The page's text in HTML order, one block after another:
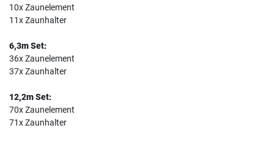
10x Zaunelement
11x Zaunhalter
6,3m Set:
36x Zaunelement
37x Zaunhalter
12,2m Set:
70x Zaunelement
71x Zaunhalter